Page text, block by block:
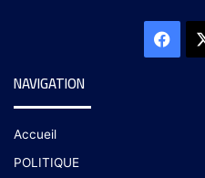
NAVIGATION
Accueil
POLITIQUE